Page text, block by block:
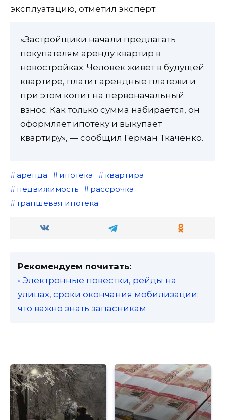
эксплуатацию, отметил эксперт.
«Застройщики начали предлагать
покупателям аренду квартир в
новостройках. Человек живет в будущей
квартире, платит арендные платежи и
при этом копит на первоначальный
взнос. Как только сумма набирается, он
оформляет ипотеку и выкупает
квартиру», — сообщил Герман Ткаченко.
аренда ипотека
квартира
недвижимость
рассрочка
траншевая ипотека
Рекомендуем почитать:
• Электронные повестки, рейды на
улицах, сроки окончания мобилизации:
что важно знать запасникам